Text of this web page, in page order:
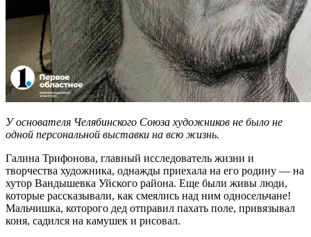
У основателя Челябинского Союза художников не было не
одной персональной выставки на всю жизнь.
Галина Трифонова, главный исследователь жизни и
творчества художника, однажды приехала на его родину — на
хутор Вандышевка Уйского района. Еще были живы люди,
которые рассказывали, как смеялись над ним односельчане!
Мальчишка, которого дед отправил пахать поле, привязывал
коня, садился на камушек и рисовал.